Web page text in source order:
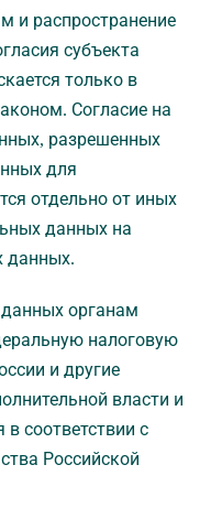
и распространение
субъекта
только в
Согласие на
разрешенных
для
отдельно от иных
данных на
данных.
органам
налоговую
и другие
власти и
в соответствии с
Российской